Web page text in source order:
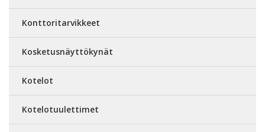
Konttoritarvikkeet
Kosketusnäyttökynät
Kotelot
Kotelotuulettimet